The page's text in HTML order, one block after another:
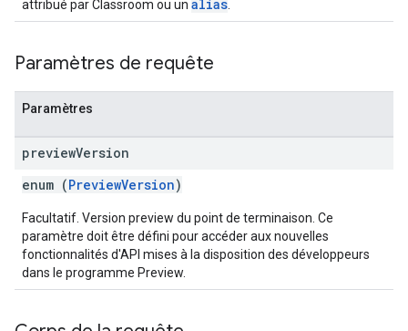
attribué par Classroom ou un alias
Paramètres de requête
Paramètres
previewVersion
enum (PreviewVersion)
Facultatif. Version preview du point de terminaison. Ce
paramètre doit être défini pour accéder aux nouvelles
fonctionnalités d'API mises à la disposition des développeurs
dans le programme Preview.